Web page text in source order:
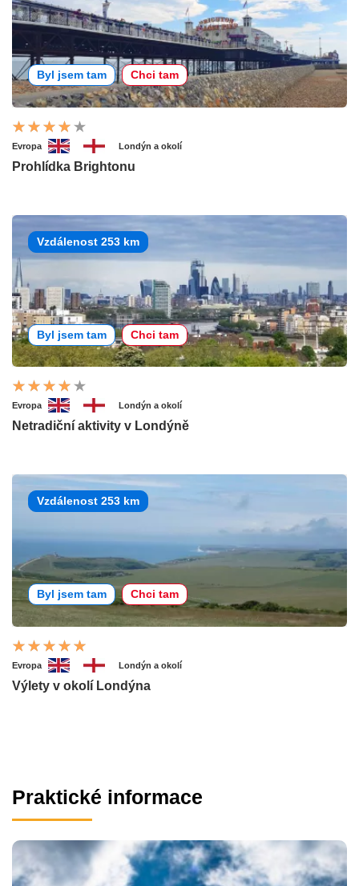
Byl jsem tam Chci tam
Evropa Londýn a okolí
Prohlídka Brightonu
Vzdálenost 253 km
Byl jsem tam Chci tam
Evropa Londýn a okolí
Netradiční aktivity v Londýně
Vzdálenost 253 km
Byl jsem tam Chci tam
Evropa Londýn a okolí
Výlety v okolí Londýna
Praktické informace